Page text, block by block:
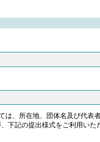
は、所在地、団体名及び代
下記の提出様式をご利用いた